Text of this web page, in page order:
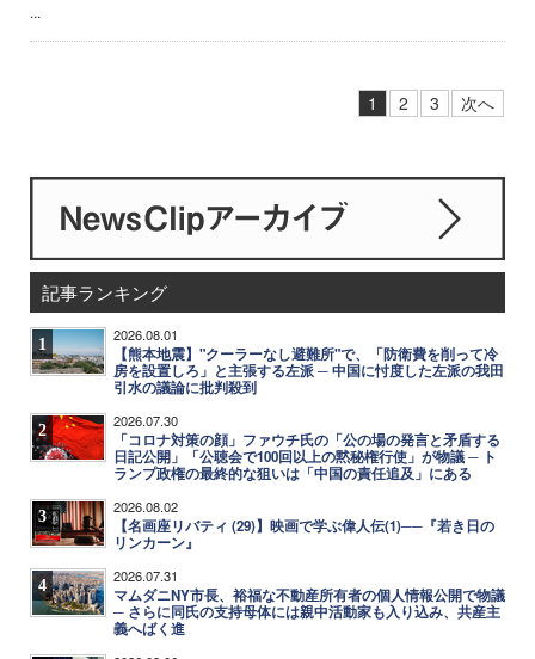
...
1 2 3 次へ
記事ランキング
1 2026.08.01
【熊本地震】"クーラーなし避難所"で、「防衛費を削って冷
房を設置しろ」と主張する左派 ─ 中国に忖度した左派の我田
引水の議論に批判殺到
2 2026.07.30
「コロナ対策の顔」ファウチ氏の「公の場の発言と矛盾する
日記公開」「公聴会で100回以上の黙秘権行使」が物議 ─ ト
ランプ政権の最終的な狙いは「中国の責任追及」にある
3 2026.08.02
【名画座リバティ (29)】映画で学ぶ偉人伝(1)──『若き日の
リンカーン』
4 2026.07.31
マムダニNY市長、裕福な不動産所有者の個人情報公開で物議
─ さらに同氏の支持母体には親中活動家も入り込み、共産主
義へばく進